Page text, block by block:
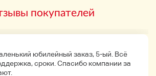
покупателей
юбилейный заказ, 5-ый. Всё
сроки. Спасибо компании за